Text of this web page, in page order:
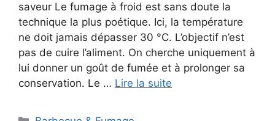
saveur Le fumage à froid est sans doute la
technique la plus poétique. Ici, la température
ne doit jamais dépasser 30 °C. L’objectif n’est
pas de cuire l’aliment. On cherche uniquement à
lui donner un goût de fumée et à prolonger sa
conservation. Le … Lire la suite
Catégories